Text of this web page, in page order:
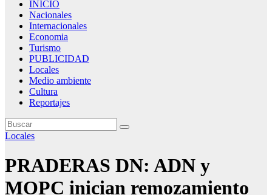
INICIO
Nacionales
Internacionales
Economia
Turismo
PUBLICIDAD
Locales
Medio ambiente
Cultura
Reportajes
Locales
PRADERAS DN: ADN y
MOPC inician remozamiento